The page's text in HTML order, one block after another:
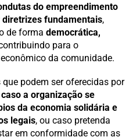
do empreendimento
fundamentais,
de forma democrática,
para o
da comunidade.
podem ser oferecidas por
caso a organização se
da economia solidária e
legais, ou caso pretenda
em conformidade com as